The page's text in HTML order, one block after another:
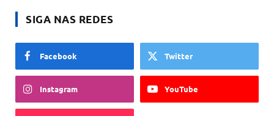
SIGA NAS REDES
Facebook Twitter
Instagram YouTube